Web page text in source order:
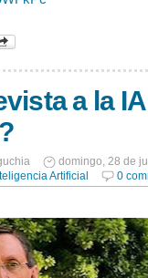
a la
domingo, 28 de
Artificial 0